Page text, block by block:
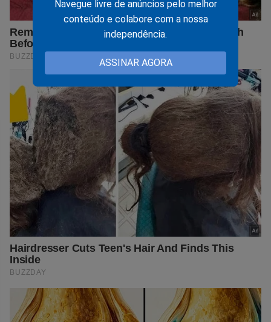
Navegue livre de anúncios pelo melhor
conteúdo e colabore com a nossa
independência.
ASSINAR AGORA